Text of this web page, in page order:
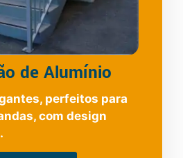
de Alumínio
perfeitos para
com design